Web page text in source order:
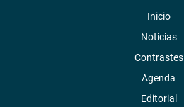
Inicio
Noticias
Contrastes
Agenda
Editorial